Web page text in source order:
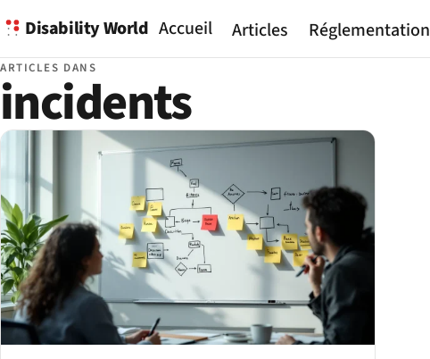
Disability World Accueil Articles Réglementation
ARTICLES DANS
incidents